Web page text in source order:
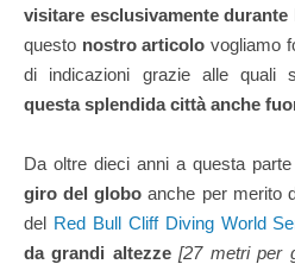
visitare esclusivamente
questo nostro articolo vogliamo
di indicazioni grazie alle quali
questa splendida città anche
Da oltre dieci anni a questa
giro del globo anche per merito
del Red Bull Cliff Diving World
da grandi altezze [27 metri per